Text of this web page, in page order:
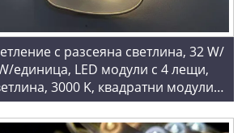
с разсеяна светлина, 32 W/
единица, LED модули с 4 лещи,
3000 K, квадратни модули,
блокове за украса на таван в
помещение